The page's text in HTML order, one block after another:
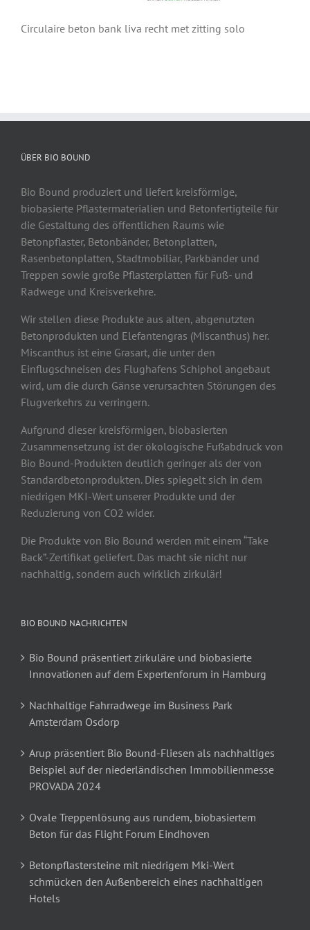
Circulaire beton bank liva recht met zitting solo
ÜBER BIO BOUND
Bio Bound produziert und liefert kreisförmige,
biobasierte Pflastermaterialien und Betonfertigteile für
die Gestaltung des öffentlichen Raums wie
Betonpflaster, Betonbänder, Betonplatten,
Rasenbetonplatten, Stadtmobiliar, Parkbänder und
Treppen sowie große Pflasterplatten für Fuß- und
Radwege und Kreisverkehre.
Wir stellen diese Produkte aus alten, abgenutzten
Betonprodukten und Elefantengras (Miscanthus) her.
Miscanthus ist eine Grasart, die unter den
Einflugschneisen des Flughafens Schiphol angebaut
wird, um die durch Gänse verursachten Störungen des
Flugverkehrs zu verringern.
Aufgrund dieser kreisförmigen, biobasierten
Zusammensetzung ist der ökologische Fußabdruck von
Bio Bound-Produkten deutlich geringer als der von
Standardbetonprodukten. Dies spiegelt sich in dem
niedrigen MKI-Wert unserer Produkte und der
Reduzierung von CO2 wider.
Die Produkte von Bio Bound werden mit einem “Take
Back”-Zertifikat geliefert. Das macht sie nicht nur
nachhaltig, sondern auch wirklich zirkulär!
BIO BOUND NACHRICHTEN
Bio Bound präsentiert zirkuläre und biobasierte
Innovationen auf dem Expertenforum in Hamburg
Nachhaltige Fahrradwege im Business Park
Amsterdam Osdorp
Arup präsentiert Bio Bound-Fliesen als nachhaltiges
Beispiel auf der niederländischen Immobilienmesse
PROVADA 2024
Ovale Treppenlösung aus rundem, biobasiertem
Beton für das Flight Forum Eindhoven
Betonpflastersteine mit niedrigem Mki-Wert
schmücken den Außenbereich eines nachhaltigen
Hotels